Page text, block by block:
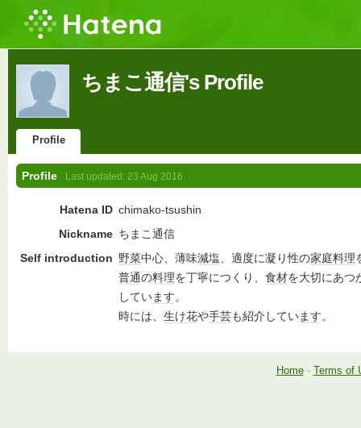
ちまこ通信's Profile
Profile
Profile Last updated: 23 Aug 2016
Hatena ID chimako-tsushin
Nickname ちまこ通信
Self introduction 野菜中心、薄味減塩、適度に凝り性の家庭料理
普通の料理を丁寧につくり、 食材を大切にあつ
しています。
時には、 生け花や手芸も紹介しています。
Home- Terms of